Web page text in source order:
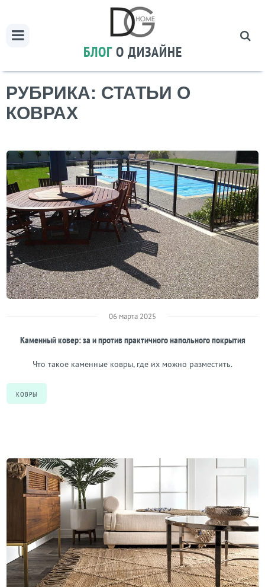
БЛОГ О ДИЗАЙНЕ
РУБРИКА: СТАТЬИ О
КОВРАХ
06 марта 2025
Каменный ковер: за и против практичного напольного покрытия
Что такое каменные ковры, где их можно разместить.
КОВРЫ